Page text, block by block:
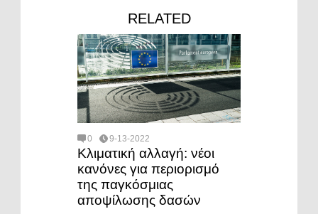
RELATED
0 9-13-2022
Κλιματική αλλαγή: νέοι
κανόνες για περιορισμό
της παγκόσμιας
αποψίλωσης δασών